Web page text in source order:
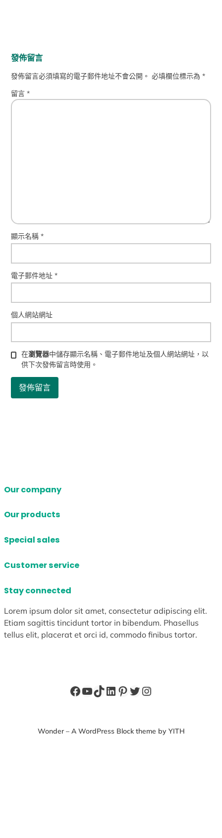
發佈留言
發佈留言必須填寫的電子郵件地址不會公開。 必填欄位標示為*
留言*
顯示名稱*
電子郵件地址*
個人網站網址
在瀏覽器中儲存顯示名稱、電子郵件地址及個人網站網址，以
供下次發佈留言時使用。
Our company
Our products
Special sales
Customer service
Stay connected
Lorem ipsum dolor sit amet, consectetur adipiscing elit.
Etiam sagittis tincidunt tortor in bibendum. Phasellus
tellus elit, placerat et orci id, commodo finibus tortor.
Facebook
YouTube
TikTok
LinkedIn
Pinterest
X Instagram
Wonder – A WordPress Block theme by YITH